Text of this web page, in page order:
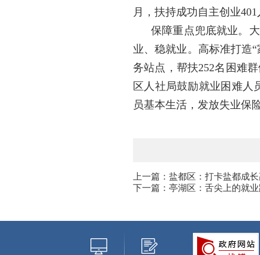
月，扶持成功自主创业401
保障重点兜底就业。
业、稳就业。高标准打造
务站点，帮扶252名困难
区人社局鼓励就业困难人
员基本生活，发放失业保
上一篇：盐都区：打卡盐都成
下一篇：亭湖区：舌尖上的就